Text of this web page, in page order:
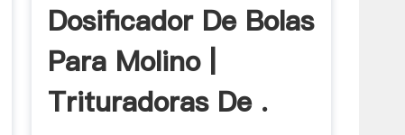
Dosificador De Bolas
Para Molino |
Trituradoras De .